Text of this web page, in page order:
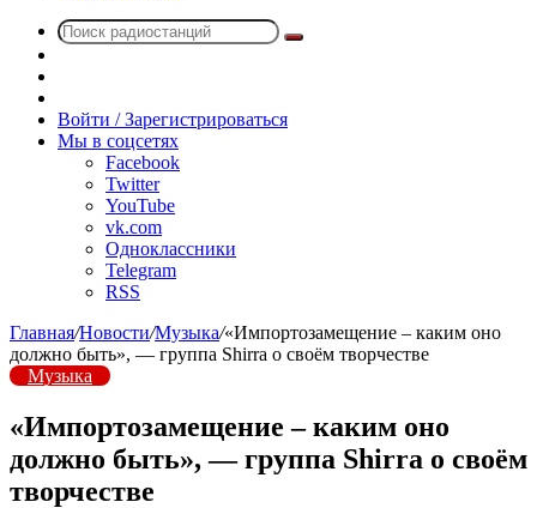
Поиск
радио
Войти / Зарегистрироваться
Мы в соцсетях
Facebook
Twitter
YouTube
vk.com
Одноклассники
Telegram
RSS
Главная/Новости/Музыка/«Импортозамещение – каким оно
должно быть», — группа Shirra о своём творчестве
Музыка
«Импортозамещение – каким оно
должно быть», — группа Shirra о своём
творчестве